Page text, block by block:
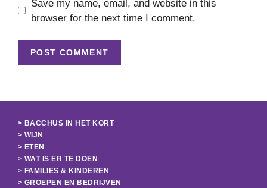
Save my name, email, and website in this
browser for the next time I comment.
> BACCHUS IN HET KORT
> WIJN
> ETEN
> WAT IS ER TE DOEN
> FAMILIES & KINDEREN
> GROEPEN EN BEDRIJVEN